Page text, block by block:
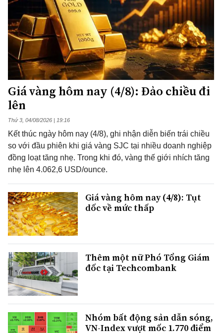
Giá vàng hôm nay (4/8): Đảo chiều đi
lên
Thứ 3, 04/08/2026 | 19:16
Kết thúc ngày hôm nay (4/8), ghi nhận diễn biến trái chiều
so với đầu phiên khi giá vàng SJC tại nhiều doanh nghiệp
đồng loạt tăng nhẹ. Trong khi đó, vàng thế giới nhích tăng
nhẹ lên 4.062,6 USD/ounce.
Giá vàng hôm nay (4/8): Tụt
dốc về mức thấp
Thêm một nữ Phó Tổng Giám
đốc tại Techcombank
Nhóm bất động sản dẫn sóng,
VN-Index vượt mốc 1.770 điểm